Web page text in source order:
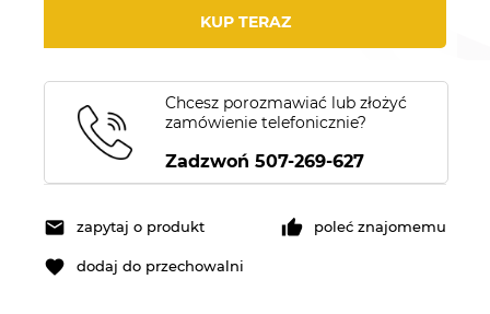
KUP TERAZ
Chcesz porozmawiać lub złożyć
zamówienie telefonicznie?
Zadzwoń 507-269-627
zapytaj o produkt poleć znajomemu
dodaj do przechowalni